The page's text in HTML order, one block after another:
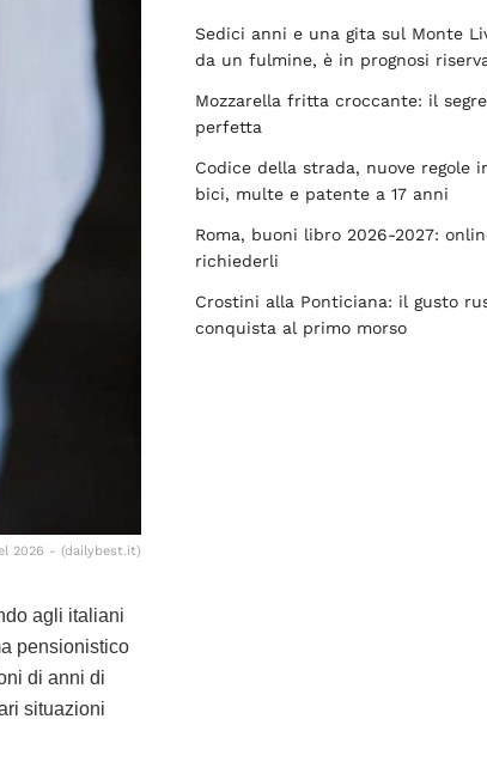
2026 - (dailybest.it)
agli italiani
pensionistico
di anni di
situazioni
Sedici anni e una gita sul Monte
da un fulmine, è in prognosi
Mozzarella fritta croccante: il
perfetta
Codice della strada, nuove regole
bici, multe e patente a 17 anni
Roma, buoni libro 2026-2027:
richiederli
Crostini alla Ponticiana: il gusto
conquista al primo morso